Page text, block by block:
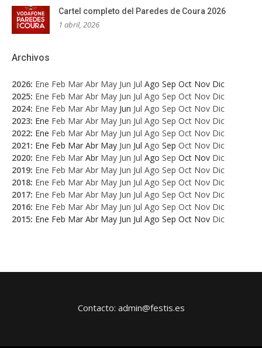
Cartel completo del Paredes de Coura 2026
1 abril, 2026
Archivos
2026: Ene Feb Mar Abr May Jun Jul Ago Sep Oct Nov Dic
2025: Ene Feb Mar Abr May Jun Jul Ago Sep Oct Nov Dic
2024: Ene Feb Mar Abr May Jun Jul Ago Sep Oct Nov Dic
2023: Ene Feb Mar Abr May Jun Jul Ago Sep Oct Nov Dic
2022: Ene Feb Mar Abr May Jun Jul Ago Sep Oct Nov Dic
2021: Ene Feb Mar Abr May Jun Jul Ago Sep Oct Nov Dic
2020: Ene Feb Mar Abr May Jun Jul Ago Sep Oct Nov Dic
2019: Ene Feb Mar Abr May Jun Jul Ago Sep Oct Nov Dic
2018: Ene Feb Mar Abr May Jun Jul Ago Sep Oct Nov Dic
2017: Ene Feb Mar Abr May Jun Jul Ago Sep Oct Nov Dic
2016: Ene Feb Mar Abr May Jun Jul Ago Sep Oct Nov Dic
2015: Ene Feb Mar Abr May Jun Jul Ago Sep Oct Nov Dic
Contacto: admin@festis.es